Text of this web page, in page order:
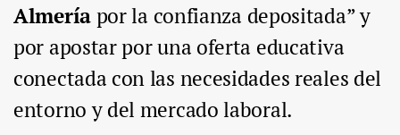
Almeríapor la confianza depositada” y
por apostar por una oferta educativa
conectada con las necesidades reales del
entorno y del mercado laboral.